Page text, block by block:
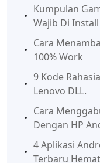
Kumpulan
Wajib Di Install
Cara
100% Work
9 Kode
Lenovo DLL.
Cara
Dengan HP
4 Aplikasi
Terbaru